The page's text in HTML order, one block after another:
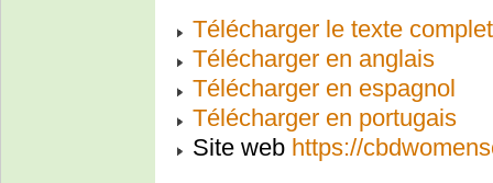
Télécharger le texte
Télécharger en anglais
Télécharger en espagnol
Télécharger en portugais
Site web https://